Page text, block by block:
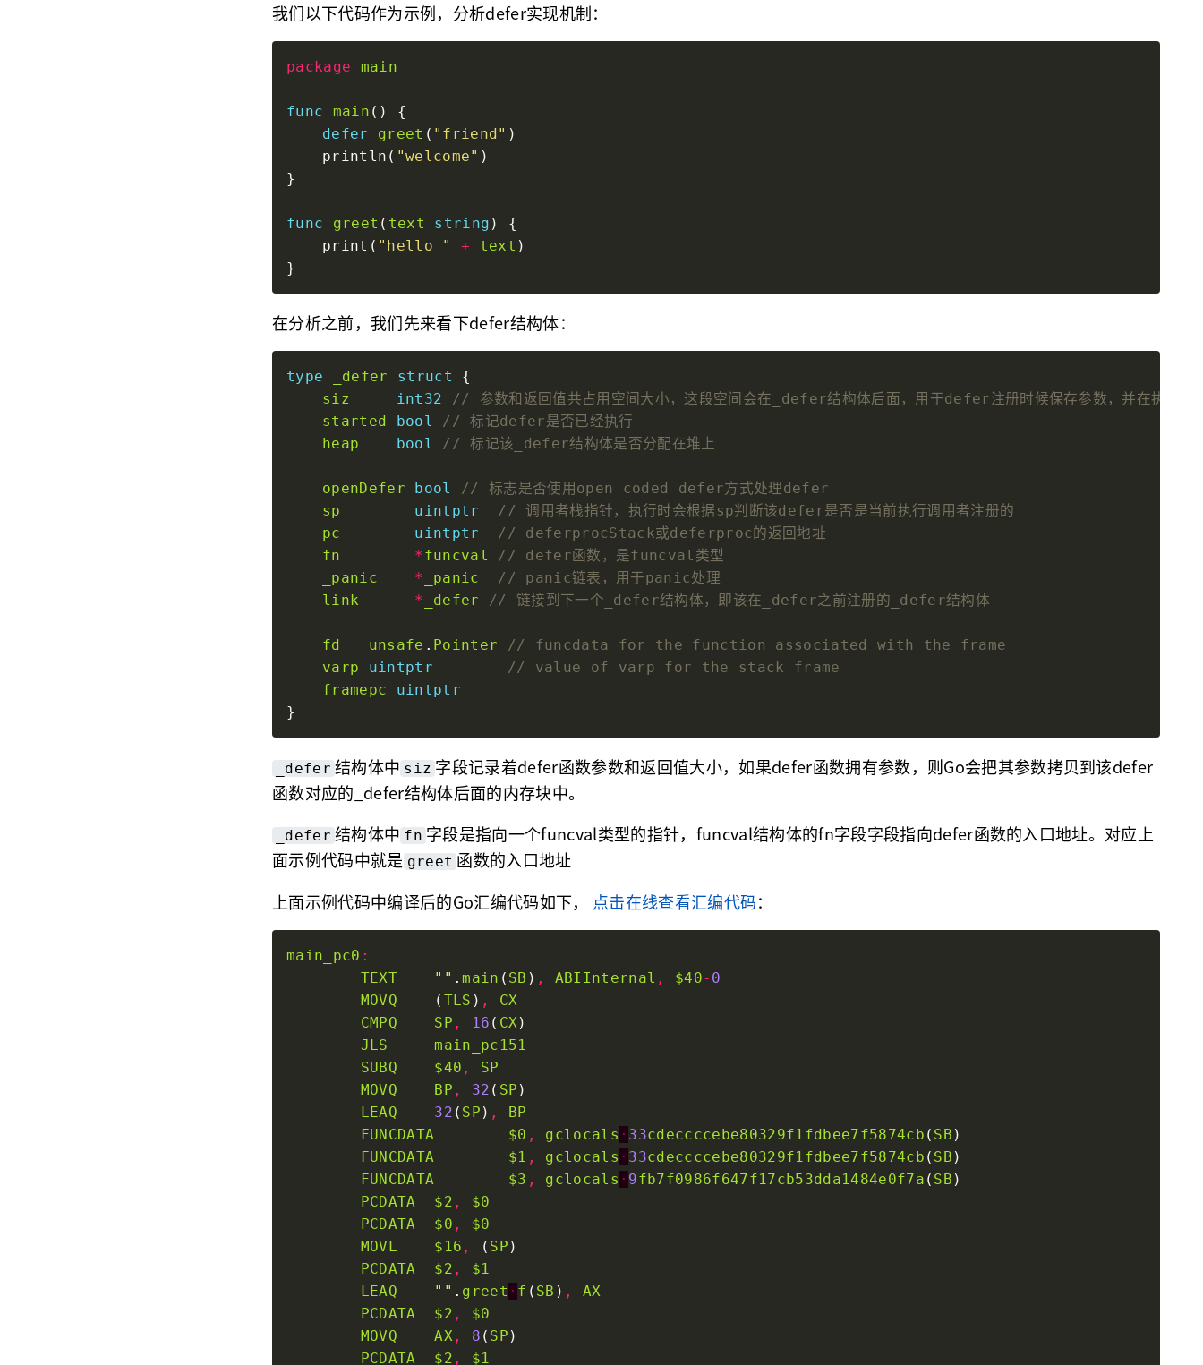
我们以下代码作为示例，分析defer实现机制：
package main
func main
defer
greet ( "friend"
	println(
"welcome"
func greet ( text string
	print(
"hello " + text
在分析之前，我们先来看下defer结构体：
type _defer struct
siz
int32
started
bool
heap
bool
openDefer bool
sp
uintptr
pc
uintptr
fn
*funcval
_panic
* _panic
link
* _defer
fd unsafe . Pointer
varp
uintptr
framepc
uintptr
_defer 结构体中 siz 字段记录着defer函数参数和返回值大小，如果defer函数拥有参数，则Go会把其参数拷贝到该defer
函数对应的_defer结构体后面的内存块中。
_defer 结构体中 fn 字段是指向一个funcval类型的指针，funcval结构体的fn字段字段指向defer函数的入口地址。对应上
面示例代码中就是 greet 函数的入口地址
上面示例代码中编译后的Go汇编代码如下， 点击在线查看汇编代码：
main_pc0 :
TEXT
"" .main ( SB ) , ABIInternal , $40- 0
MOVQ
    (
TLS ) ,
CX
CMPQ
SP , 16 ( CX
JLS
main_pc151
SUBQ
$40 ,
SP
MOVQ
BP , 32 ( SP
LEAQ
32 ( SP ) ,
BP
FUNCDATA
$0 , gclocals · 33cdeccccebe80329f1fdbee7f5874cb ( SB
FUNCDATA
$1 , gclocals · 33cdeccccebe80329f1fdbee7f5874cb ( SB
FUNCDATA
$3 , gclocals · 9fb7f0986f647f17cb53dda1484e0f7a ( SB
PCDATA
$2 ,
$0
PCDATA
$0 ,
$0
MOVL
$16 , ( SP
PCDATA
$2 ,
$1
LEAQ
"" . greet · f ( SB ) ,
AX
PCDATA
$2 ,
$0
MOVQ
AX, 8 ( SP
PCDATA
$2 , $1